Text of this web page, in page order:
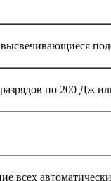
по 200 Дж
всех